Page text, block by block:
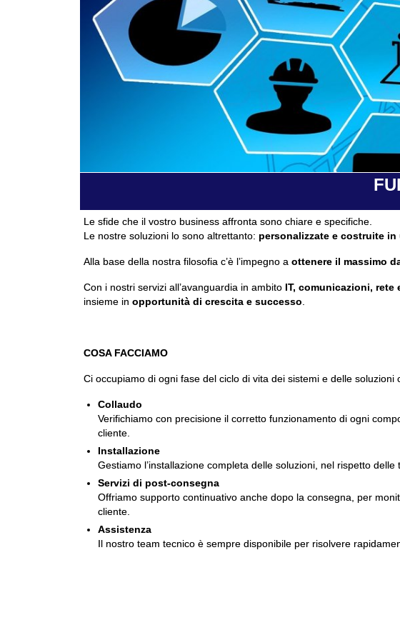
Le sfide che il vostro business affronta sono chiare e specifiche.
Le nostre soluzioni lo sono altrettanto: personalizzate e costruite
Alla base della nostra filosofia c’è l’impegno a ottenere il massimo
Con i nostri servizi all’avanguardia in ambito IT, comunicazioni, rete
insieme in opportunità di crescita e successo.
COSA FACCIAMO
Ci occupiamo di ogni fase del ciclo di vita dei sistemi e delle
Collaudo
Verifichiamo con precisione il corretto funzionamento di ogni
cliente.
Installazione
Gestiamo l’installazione completa delle soluzioni, nel rispetto
Servizi di post-consegna
Offriamo supporto continuativo anche dopo la consegna, per
cliente.
Assistenza
Il nostro team tecnico è sempre disponibile per risolvere